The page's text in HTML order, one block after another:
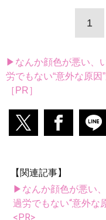
1
▶なんか顔色が悪い、
労でもない“意外な原因
［PR］
【関連記事】
▶なんか顔色が悪い
過労でもない“意外な
<PR>